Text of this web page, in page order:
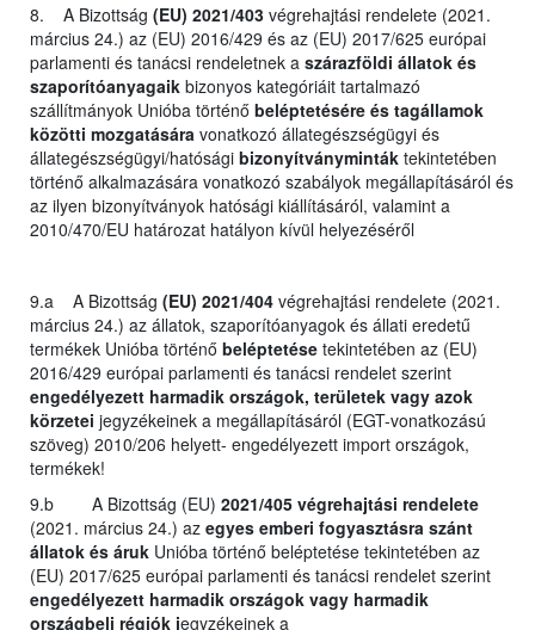
8. A Bizottság (EU) 2021/403 végrehajtási rendelete (2021.
március 24.) az (EU) 2016/429 és az (EU) 2017/625 európai
parlamenti és tanácsi rendeletnek a szárazföldi állatok és
szaporítóanyagaik bizonyos kategóriáit tartalmazó
szállítmányok Unióba történő beléptetésére és tagállamok
közötti mozgatására vonatkozó állategészségügyi és
állategészségügyi/hatósági bizonyítványminták tekintetében
történő alkalmazására vonatkozó szabályok megállapításáról és
az ilyen bizonyítványok hatósági kiállításáról, valamint a
2010/470/EU határozat hatályon kívül helyezéséről
9.a A Bizottság (EU) 2021/404 végrehajtási rendelete (2021.
március 24.) az állatok, szaporítóanyagok és állati eredetű
termékek Unióba történő beléptetése tekintetében az (EU)
2016/429 európai parlamenti és tanácsi rendelet szerint
engedélyezett harmadik országok, területek vagy azok
körzetei jegyzékeinek a megállapításáról (EGT-vonatkozású
szöveg) 2010/206 helyett- engedélyezett import országok,
termékek!
9.b A Bizottság (EU) 2021/405 végrehajtási rendelete
(2021. március 24.) az egyes emberi fogyasztásra szánt
állatok és áruk Unióba történő beléptetése tekintetében az
(EU) 2017/625 európai parlamenti és tanácsi rendelet szerint
engedélyezett harmadik országok vagy harmadik
országbeli régiók jegyzékeinek a